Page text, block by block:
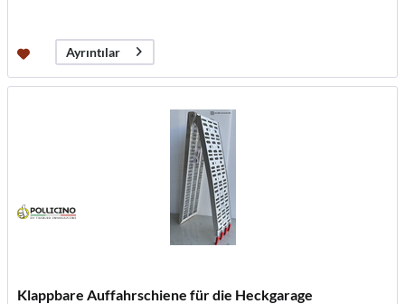
Ayrıntılar
Klappbare Auffahrschiene für die Heckgarage